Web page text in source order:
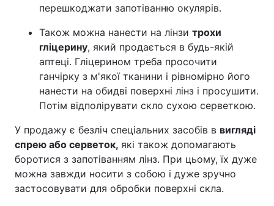
перешкоджати запотіванню окулярів.
Також можна нанести на лінзи трохи
гліцерину, який продається в будь-якій
аптеці. Гліцерином треба просочити
ганчірку з м'якої тканини і рівномірно його
нанести на обидві поверхні лінз і просушити.
Потім відполірувати скло сухою серветкою.
У продажу є безліч спеціальних засобів в вигляді
спрею або серветок, які також допомагають
боротися з запотіванням лінз. При цьому, їх дуже
можна завжди носити з собою і дуже зручно
застосовувати для обробки поверхні скла.